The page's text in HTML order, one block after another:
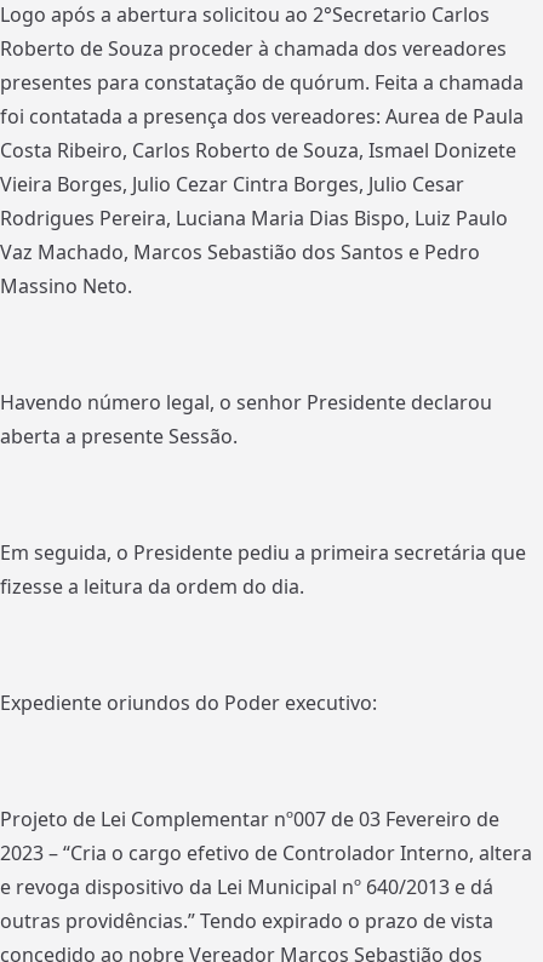
Logo após a abertura solicitou ao 2°Secretario Carlos
Roberto de Souza proceder à chamada dos vereadores
presentes para constatação de quórum. Feita a chamada
foi contatada a presença dos vereadores: Aurea de Paula
Costa Ribeiro, Carlos Roberto de Souza, Ismael Donizete
Vieira Borges, Julio Cezar Cintra Borges, Julio Cesar
Rodrigues Pereira, Luciana Maria Dias Bispo, Luiz Paulo
Vaz Machado, Marcos Sebastião dos Santos e Pedro
Massino Neto.
Havendo número legal, o senhor Presidente declarou
aberta a presente Sessão.
Em seguida, o Presidente pediu a primeira secretária que
fizesse a leitura da ordem do dia.
Expediente oriundos do Poder executivo:
Projeto de Lei Complementar nº007 de 03 Fevereiro de
2023 – “Cria o cargo efetivo de Controlador Interno, altera
e revoga dispositivo da Lei Municipal nº 640/2013 e dá
outras providências.” Tendo expirado o prazo de vista
concedido ao nobre Vereador Marcos Sebastião dos